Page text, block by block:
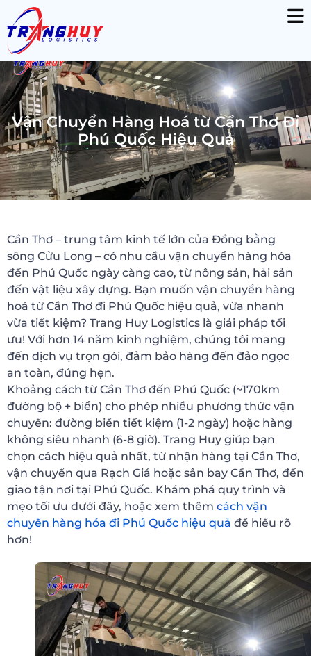
Vận Chuyển Hàng Hoá từ Cần Thơ Đi
Phú Quốc Hiệu Quả
Cần Thơ – trung tâm kinh tế lớn của Đồng bằng
sông Cửu Long – có nhu cầu vận chuyển hàng hóa
đến Phú Quốc ngày càng cao, từ nông sản, hải sản
đến vật liệu xây dựng. Bạn muốn vận chuyển hàng
hoá từ Cần Thơ đi Phú Quốc hiệu quả, vừa nhanh
vừa tiết kiệm? Trang Huy Logistics là giải pháp tối
ưu! Với hơn 14 năm kinh nghiệm, chúng tôi mang
đến dịch vụ trọn gói, đảm bảo hàng đến đảo ngọc
an toàn, đúng hẹn.
Khoảng cách từ Cần Thơ đến Phú Quốc (~170km
đường bộ + biển) cho phép nhiều phương thức vận
chuyển: đường biển tiết kiệm (1-2 ngày) hoặc hàng
không siêu nhanh (6-8 giờ). Trang Huy giúp bạn
chọn cách hiệu quả nhất, từ nhận hàng tại Cần Thơ,
vận chuyển qua Rạch Giá hoặc sân bay Cần Thơ, đến
giao tận nơi tại Phú Quốc. Khám phá quy trình và
mẹo tối ưu dưới đây, hoặc xem thêm cách vận
chuyển hàng hóa đi Phú Quốc hiệu quả để hiểu rõ
hơn!